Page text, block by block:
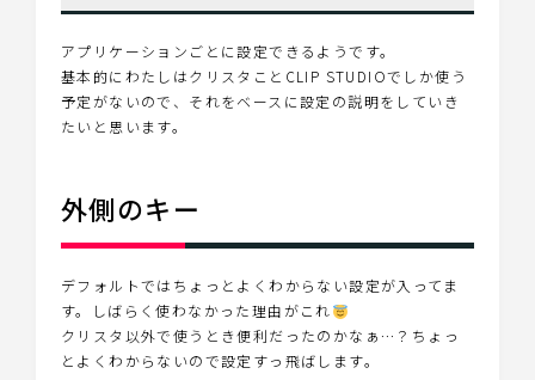
アプリケーションごとに設定できるようです。
基本的にわたしはクリスタことCLIP STUDIOでしか使う
予定がないので、それをベースに設定の説明をしていき
たいと思います。
外側のキー
デフォルトではちょっとよくわからない設定が入ってま
す。しばらく使わなかった理由がこれ
クリスタ以外で使うとき便利だったのかなぁ…？ちょっ
とよくわからないので設定すっ飛ばします。